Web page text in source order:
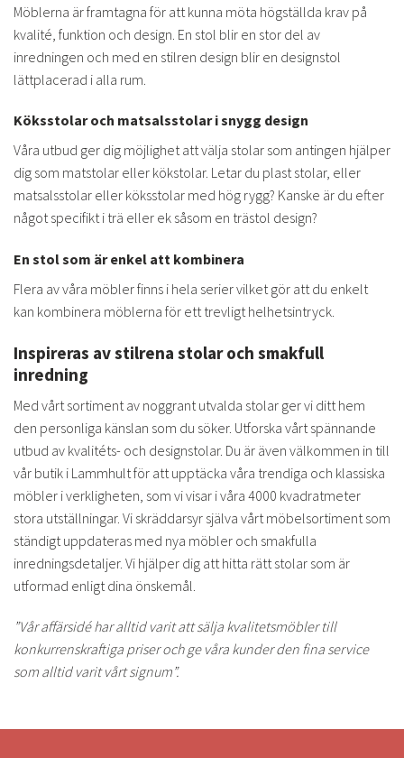
Möblerna är framtagna för att kunna möta högställda krav på
kvalité, funktion och design. En stol blir en stor del av
inredningen och med en stilren design blir en designstol
lättplacerad i alla rum.
Köksstolar och matsalsstolar i snygg design
Våra utbud ger dig möjlighet att välja stolar som antingen hjälper
dig som matstolar eller kökstolar. Letar du plast stolar, eller
matsalsstolar eller köksstolar med hög rygg? Kanske är du efter
något specifikt i trä eller ek såsom en trästol design?
En stol som är enkel att kombinera
Flera av våra möbler finns i hela serier vilket gör att du enkelt
kan kombinera möblerna för ett trevligt helhetsintryck.
Inspireras av stilrena stolar och smakfull
inredning
Med vårt sortiment av noggrant utvalda stolar ger vi ditt hem
den personliga känslan som du söker. Utforska vårt spännande
utbud av kvalitéts- och designstolar. Du är även välkommen in till
vår butik i Lammhult för att upptäcka våra trendiga och klassiska
möbler i verkligheten, som vi visar i våra 4000 kvadratmeter
stora utställningar. Vi skräddarsyr själva vårt möbelsortiment som
ständigt uppdateras med nya möbler och smakfulla
inredningsdetaljer. Vi hjälper dig att hitta rätt stolar som är
utformad enligt dina önskemål.
”Vår affärsidé har alltid varit att sälja kvalitetsmöbler till
konkurrenskraftiga priser och ge våra kunder den fina service
som alltid varit vårt signum”.